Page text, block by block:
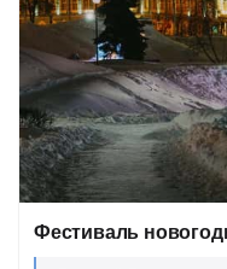
Фестиваль